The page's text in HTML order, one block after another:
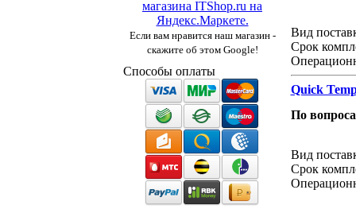
Если вам нравится наш магазин -
скажите об этом Google!
Способы оплаты
Вид
Срок
Quick
По
Вид
Срок